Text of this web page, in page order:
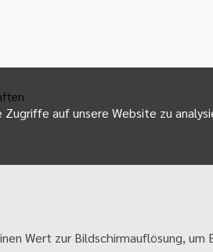
auf unsere Website zu
Wert zur Bildschirmauflösung, um